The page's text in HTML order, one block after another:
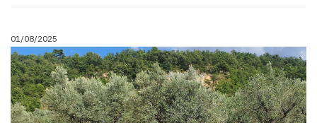
01/08/2025